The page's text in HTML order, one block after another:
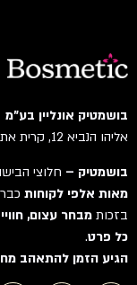
בושמטיק אונליין בע"מ
אליהו הנביא 12, קרית אתא
בושמטיק –חלוצי
מאות אלפי לקוחותכבר
בזכותמבחר עצום,
כל פרט.
הגיע הזמן להתאהב